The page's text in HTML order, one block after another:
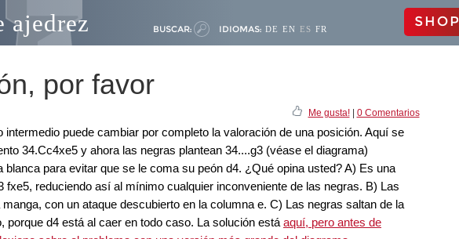
ajedrez BUSCAR: IDIOMAS: DE EN ES FR SHOP
por favor
Me gusta!| 0 Comentarios
intermedio puede cambiar por completo la valoración de una posición. Aquí se
34.Cc4xe5 y ahora las negras plantean 34....g3 (véase el diagrama)
blanca para evitar que se le coma su peón d4. ¿Qué opina usted? A) Es una
fxe5, reduciendo así al mínimo cualquier inconveniente de las negras. B) Las
con un ataque descubierto en la columna e. C) Las negras saltan de la
porque d4 está al caer en todo caso. La solución está aquí, pero antes de